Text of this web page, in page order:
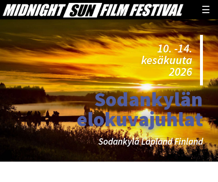
☰
10. -14.
kesäkuuta
2026
Sodankylän
elokuvajuhlat
Sodankylä Lapland Finland